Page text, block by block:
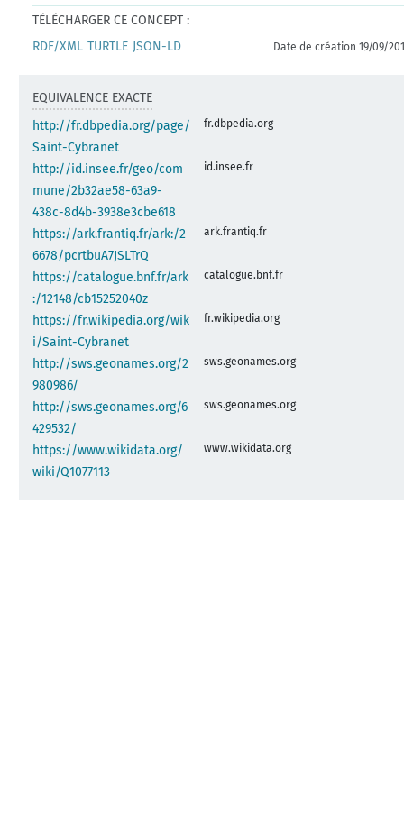
TÉLÉCHARGER CE CONCEPT :
RDF/XML TURTLE JSON-LD Date de création 19/09/
EQUIVALENCE EXACTE
http://fr.dbpedia.org/page/
Saint-Cybranet
fr.dbpedia.org
http://id.insee.fr/geo/com
mune/2b32ae58-63a9-
438c-8d4b-3938e3cbe618
id.insee.fr
https://ark.frantiq.fr/ark:/2
6678/pcrtbuA7JSLTrQ
ark.frantiq.fr
https://catalogue.bnf.fr/ark
:/12148/cb15252040z
catalogue.bnf.fr
https://fr.wikipedia.org/wik
i/Saint-Cybranet
fr.wikipedia.org
http://sws.geonames.org/2
980986/
sws.geonames.org
http://sws.geonames.org/6
429532/
sws.geonames.org
https://www.wikidata.org/
wiki/Q1077113
www.wikidata.org